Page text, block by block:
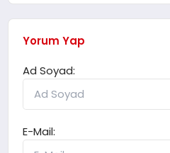
Yorum Yap
Ad Soyad:
E-Mail: